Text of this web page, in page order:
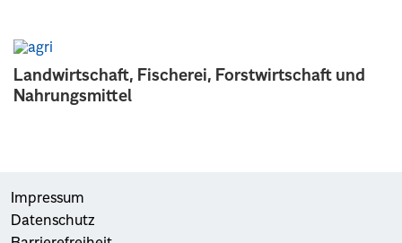
Landwirtschaft, Fischerei, Forstwirtschaft und
Nahrungsmittel
Impressum
Datenschutz